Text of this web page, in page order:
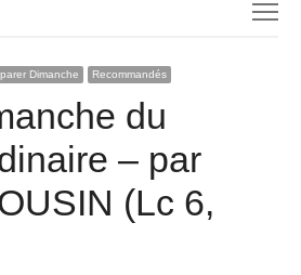
Dimanche Recommandés
du
– par
(Lc 6,